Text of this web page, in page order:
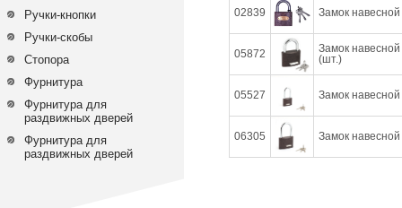
Ручки-кнопки
Ручки-скобы
Стопора
Фурнитура
Фурнитура для
раздвижных дверей
Фурнитура для
раздвижных дверей
02839 Замок
05872
Замок
(шт.)
05527 Замок
06305 Замок